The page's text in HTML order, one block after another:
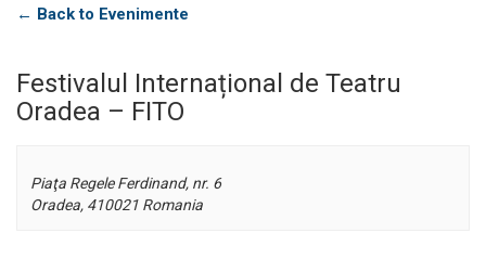
← Back to Evenimente
Festivalul Internațional de Teatru
Oradea – FITO
Piaţa Regele Ferdinand, nr. 6
Oradea, 410021 Romania